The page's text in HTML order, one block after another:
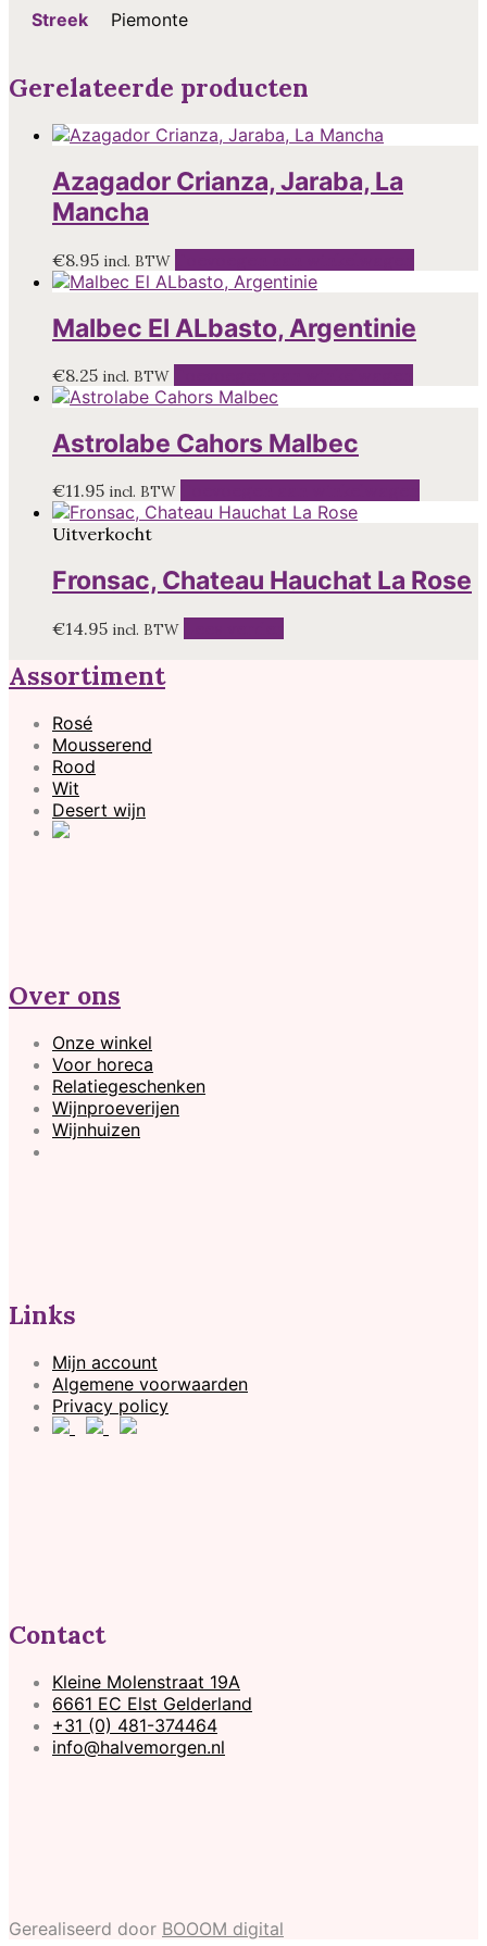
Streek Piemonte
Gerelateerde producten
Azagador Crianza, Jaraba, La
Mancha
€8.95 incl. BTW
Malbec El ALbasto, Argentinie
€8.25 incl. BTW
Astrolabe Cahors Malbec
€11.95 incl. BTW
Uitverkocht
Fronsac, Chateau Hauchat La Rose
€14.95 incl. BTW
Assortiment
Rosé
Mousserend
Rood
Wit
Desert wijn
Over ons
Onze winkel
Voor horeca
Relatiegeschenken
Wijnproeverijen
Wijnhuizen
Links
Mijn account
Algemene voorwaarden
Privacy policy
Contact
Kleine Molenstraat 19A
6661 EC Elst Gelderland
+31 (0) 481-374464
info@halvemorgen.nl
Gerealiseerd door BOOOM digital